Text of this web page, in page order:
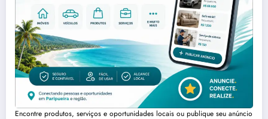
Encontre produtos, serviços e oportunidades locais ou publique seu anúncio